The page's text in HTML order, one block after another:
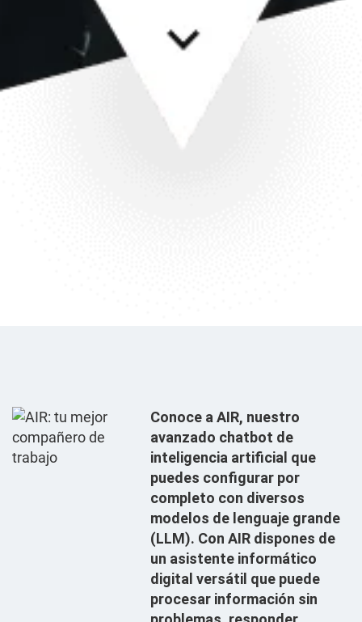
Conoce a AIR, nuestro
avanzado chatbot de
inteligencia artificial que
puedes configurar por
completo con diversos
modelos de lenguaje grande
(LLM). Con AIR dispones de
un asistente informático
digital versátil que puede
procesar información sin